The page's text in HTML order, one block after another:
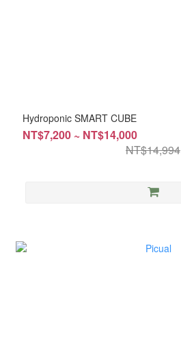
Hydroponic SMART CUBE
NT$7,200 ~ NT$14,000
NT$14,994